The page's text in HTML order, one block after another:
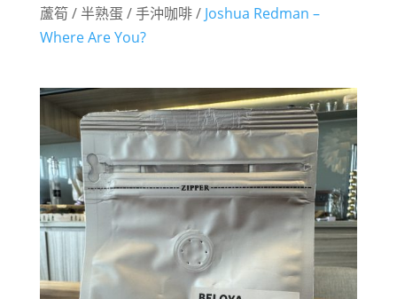
蘆筍 / 半熟蛋 / 手沖咖啡 / Joshua Redman –
Where Are You?